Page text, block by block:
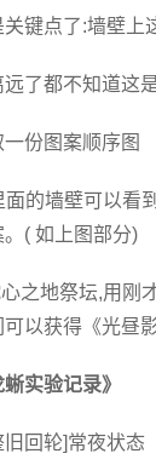
关键点了:墙壁上
远了都不知道这
份图案顺序图
面的墙壁可以看
( 如上图部分)
之地祭坛,用刚
以获得《光昼
蜥实验记录》
回轮]常夜状态